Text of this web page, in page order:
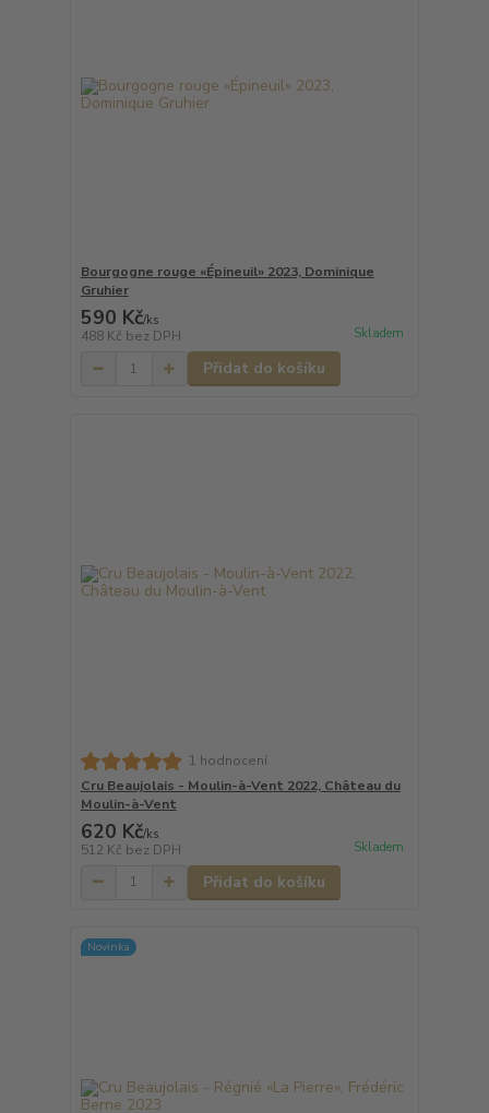
Bourgogne rouge «Épineuil» 2023, Dominique
Gruhier
590 Kč/ks
488 Kč bez DPH Skladem
Přidat do košíku
1 hodnocení
Cru Beaujolais - Moulin-à-Vent 2022, Château du
Moulin-à-Vent
620 Kč/ks
512 Kč bez DPH Skladem
Přidat do košíku
Novinka